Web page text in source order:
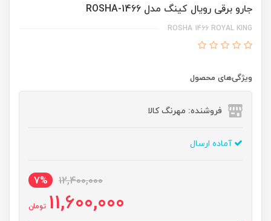
جارو برقی رویال کینگ مدل ROSHA-1466
ROSHA 1466 ROYAL KING
ویژگی‌های محصول
فروشنده: مهرنگ کالا
آماده ارسال
12,400,000
7%
11,600,000 تومان